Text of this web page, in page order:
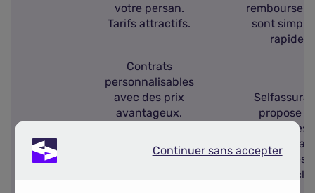
votre persan.
Tarifs attractifs.
sont
rapides.
Selfassurance
Contrats
personnalisables
avec des prix
avantageux.
de 100 % des
dépenses en cas
propose
garanties
qualité
qu'un très
service
Continuer sans accepter
Continuer sans accepter